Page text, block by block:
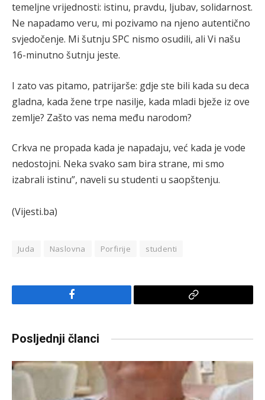
temeljne vrijednosti: istinu, pravdu, ljubav, solidarnost.
Ne napadamo veru, mi pozivamo na njeno autentično
svjedočenje. Mi šutnju SPC nismo osudili, ali Vi našu
16-minutno šutnju jeste.
I zato vas pitamo, patrijarše: gdje ste bili kada su deca
gladna, kada žene trpe nasilje, kada mladi bježe iz ove
zemlje? Zašto vas nema među narodom?
Crkva ne propada kada je napadaju, već kada je vode
nedostojni. Neka svako sam bira strane, mi smo
izabrali istinu”, naveli su studenti u saopštenju.
(Vijesti.ba)
Juda Naslovna Porfirije studenti
Facebook
Copy
Posljednji članci